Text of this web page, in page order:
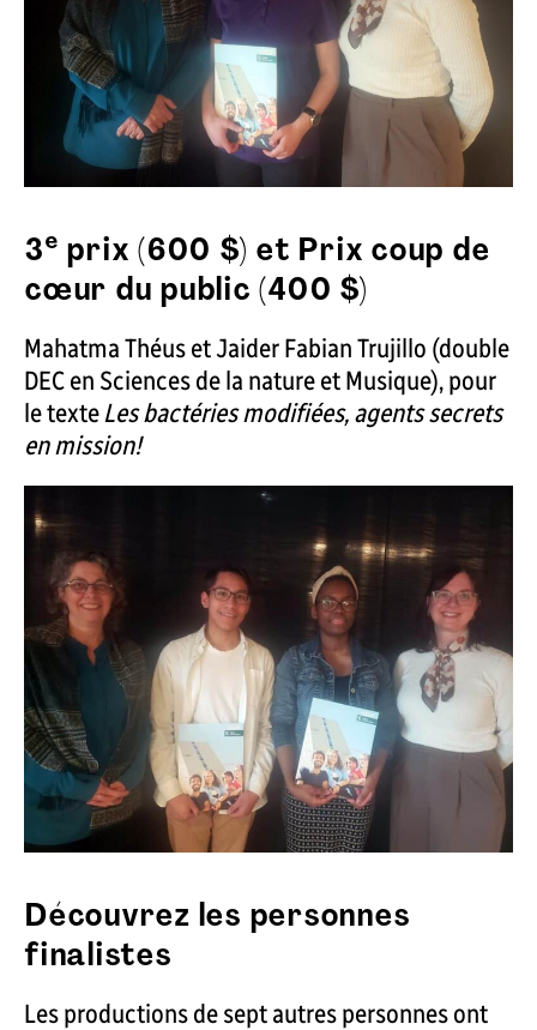
3e prix (600 $) et Prix coup de
cœur du public (400 $)
Mahatma Théus et Jaider Fabian Trujillo (double
DEC en Sciences de la nature et Musique), pour
le texteLes bactéries modifiées, agents secrets
en mission!
Découvrez les personnes
finalistes
Les productions de sept autres personnes ont